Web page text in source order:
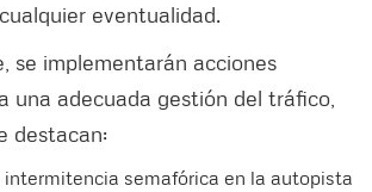
eventualidad.
se implementarán acciones
una adecuada gestión del tráfico,
destacan:
semafórica en la autopista